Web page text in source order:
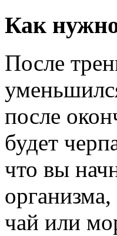
Как
После
после
будет
что вы
чай или